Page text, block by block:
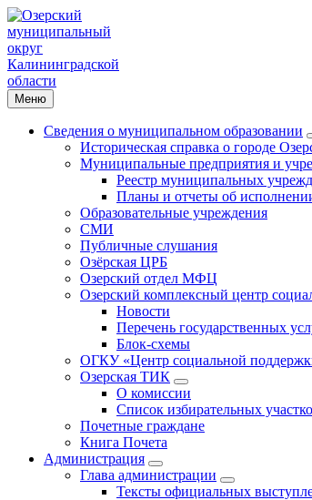
Меню
Сведения о муниципальном образовании
Историческая справка о городе
Муниципальные предприятия и
Реестр муниципальных
Планы и отчеты об
Образовательные учреждения
СМИ
Публичные слушания
Озёрская ЦРБ
Озерский отдел МФЦ
Озерский комплексный центр
Новости
Перечень государственных
Блок-схемы
ОГКУ «Центр социальной
Озерская ТИК
О комиссии
Список избирательных
Почетные граждане
Книга Почета
Администрация
Глава администрации
Тексты официальных